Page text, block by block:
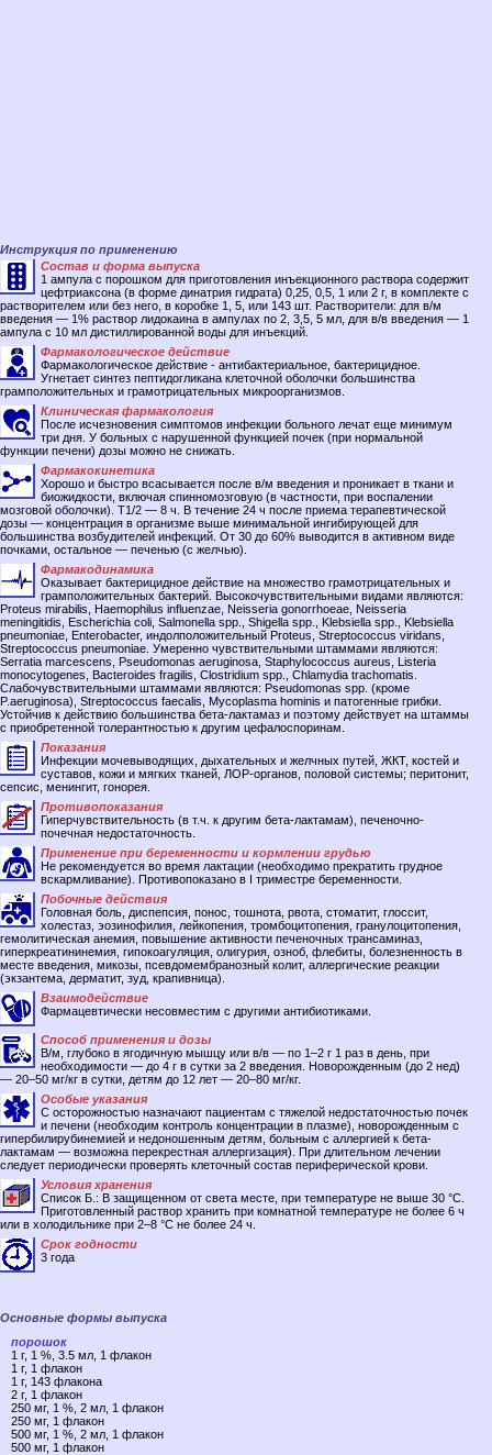
Инструкция по применению
Состав и форма выпуска
1 ампула с порошком для приготовления инъекционного раствора содержит
цефтриаксона (в форме динатрия гидрата) 0,25, 0,5, 1 или 2 г, в комплекте с
растворителем или без него, в коробке 1, 5, или 143 шт. Растворители: для в/м
введения — 1% раствор лидокаина в ампулах по 2, 3,5, 5 мл, для в/в введения — 1
ампула с 10 мл дистиллированной воды для инъекций.
Фармакологическое действие
Фармакологическое действие - антибактериальное, бактерицидное.
Угнетает синтез пептидогликана клеточной оболочки большинства
грамположительных и грамотрицательных микроорганизмов.
Клиническая фармакология
После исчезновения симптомов инфекции больного лечат еще минимум
три дня. У больных с нарушенной функцией почек (при нормальной
функции печени) дозы можно не снижать.
Фармакокинетика
Хорошо и быстро всасывается после в/м введения и проникает в ткани и
биожидкости, включая спинномозговую (в частности, при воспалении
мозговой оболочки). T1/2 — 8 ч. В течение 24 ч после приема терапевтической
дозы — концентрация в организме выше минимальной ингибирующей для
большинства возбудителей инфекций. От 30 до 60% выводится в активном виде
почками, остальное — печенью (с желчью).
Фармакодинамика
Оказывает бактерицидное действие на множество грамотрицательных и
грамположительных бактерий. Высокочувствительными видами являются:
Proteus mirabilis, Haemophilus influenzae, Neisseria gonorrhoeae, Neisseria
meningitidis, Escherichia coli, Salmonella spp., Shigella spp., Klebsiella spp., Klebsiella
pneumoniae, Enterobacter, индолположительный Proteus, Streptococcus viridans,
Streptococcus pneumoniae. Умеренно чувствительными штаммами являются:
Serratia marcescens, Pseudomonas aeruginosa, Staphylococcus aureus, Listeria
monocytogenes, Bacteroides fragilis, Clostridium spp., Chlamydia trachomatis.
Слабочувствительными штаммами являются: Pseudomonas spp. (кроме
P.aeruginosa), Streptococcus faecalis, Mycoplasma hominis и патогенные грибки.
Устойчив к действию большинства бета-лактамаз и поэтому действует на штаммы
с приобретенной толерантностью к другим цефалоспоринам.
Показания
Инфекции мочевыводящих, дыхательных и желчных путей, ЖКТ, костей и
суставов, кожи и мягких тканей, ЛОР-органов, половой системы; перитонит,
сепсис, менингит, гонорея.
Противопоказания
Гиперчувствительность (в т.ч. к другим бета-лактамам), печеночно-
почечная недостаточность.
Применение при беременности и кормлении грудью
Не рекомендуется во время лактации (необходимо прекратить грудное
вскармливание). Противопоказано в I триместре беременности.
Побочные действия
Головная боль, диспепсия, понос, тошнота, рвота, стоматит, глоссит,
холестаз, эозинофилия, лейкопения, тромбоцитопения, гранулоцитопения,
гемолитическая анемия, повышение активности печеночных трансаминаз,
гиперкреатининемия, гипокоагуляция, олигурия, озноб, флебиты, болезненность в
месте введения, микозы, псевдомембранозный колит, аллергические реакции
(экзантема, дерматит, зуд, крапивница).
Взаимодействие
Фармацевтически несовместим с другими антибиотиками.
Способ применения и дозы
В/м, глубоко в ягодичную мышцу или в/в — по 1–2 г 1 раз в день, при
необходимости — до 4 г в сутки за 2 введения. Новорожденным (до 2 нед)
— 20–50 мг/кг в сутки, детям до 12 лет — 20–80 мг/кг.
Особые указания
С осторожностью назначают пациентам с тяжелой недостаточностью почек
и печени (необходим контроль концентрации в плазме), новорожденным с
гипербилирубинемией и недоношенным детям, больным с аллергией к бета-
лактамам — возможна перекрестная аллергизация). При длительном лечении
следует периодически проверять клеточный состав периферической крови.
Условия хранения
Список Б.: В защищенном от света месте, при температуре не выше 30 °C.
Приготовленный раствор хранить при комнатной температуре не более 6 ч
или в холодильнике при 2–8 °C не более 24 ч.
Срок годности
3 года
Основные формы выпуска
порошок
1 г, 1 %, 3.5 мл, 1 флакон
1 г, 1 флакон
1 г, 143 флакона
2 г, 1 флакон
250 мг, 1 %, 2 мл, 1 флакон
250 мг, 1 флакон
500 мг, 1 %, 2 мл, 1 флакон
500 мг, 1 флакон